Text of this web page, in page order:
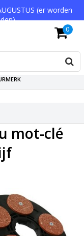
(er worden
VA €75,-)
KORTING !
0
mot-clé